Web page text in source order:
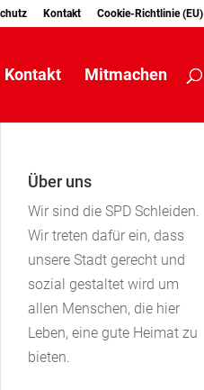
Kontakt Cookie-Richtlinie (EU)
Kontakt Mitmachen
Über uns
Wir sind die SPD Schleiden.
Wir treten dafür ein, dass
unsere Stadt gerecht und
sozial gestaltet wird um
allen Menschen, die hier
Leben, eine gute Heimat zu
bieten.